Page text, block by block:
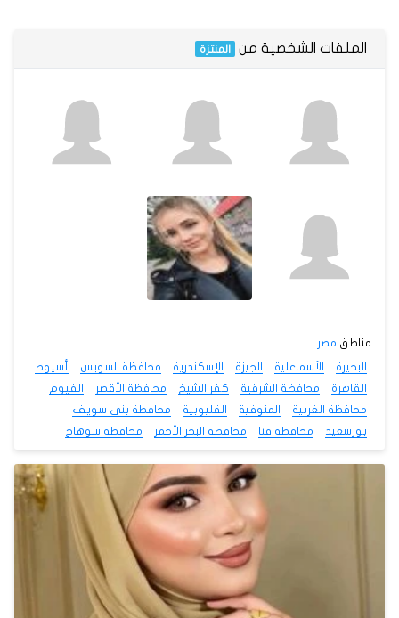
الملفات الشخصية من المنتزة
مناطق مصر
البحيرة
الأسماعلية الجيزة الإسكندرية محافظة السويس
أسيوط
القاهرة
محافظة الشرقية كفر الشيخ محافظة الأقصر
الفيوم
محافظة الغربية
المنوفية القليوبية
محافظة بنى سويف
بورسعيد
محافظة قنا محافظة البحر الأحمر محافظة سوهاج